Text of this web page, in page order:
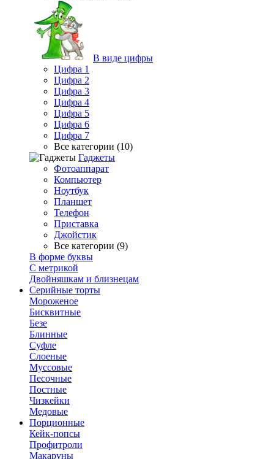
В виде цифры
Цифра 1
Цифра 2
Цифра 3
Цифра 4
Цифра 5
Цифра 6
Цифра 7
Все категории (10)
Гаджеты
Фотоаппарат
Компьютер
Ноутбук
Планшет
Телефон
Приставка
Джойстик
Все категории (9)
В форме буквы
С метрикой
Двойняшкам и близнецам
Серийные торты
Мороженое
Бисквитные
Безе
Блинные
Суфле
Слоеные
Муссовые
Песочные
Постные
Чизкейки
Медовые
Порционные
Кейк-попсы
Профитроли
Макаруны